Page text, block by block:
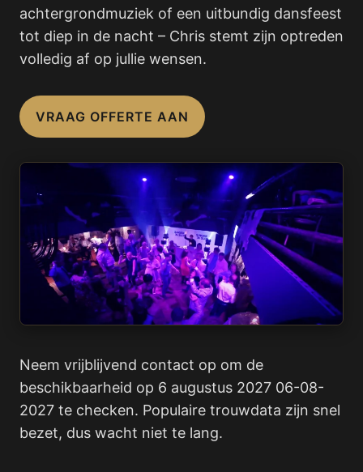
achtergrondmuziek of een uitbundig dansfeest
tot diep in de nacht – Chris stemt zijn optreden
volledig af op jullie wensen.
VRAAG OFFERTE AAN
Neem vrijblijvend contact op om de
beschikbaarheid op 6 augustus 2027 06-08-
2027 te checken. Populaire trouwdata zijn snel
bezet, dus wacht niet te lang.